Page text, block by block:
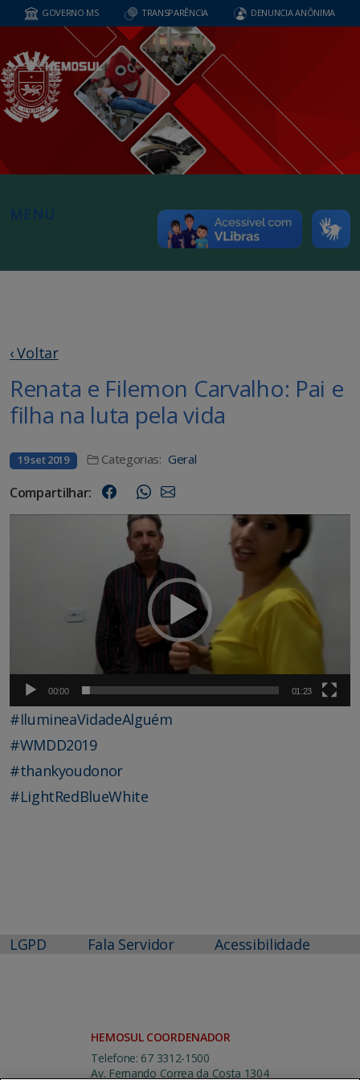
GOVERNO MS TRANSPARÊNCIA DENUNCIA ANÔNIMA
MENU
‹ Voltar
Renata e Filemon Carvalho: Pai e
filha na luta pela vida
19 set 2019 Categorias: Geral
Compartilhar:
00:00 01:23
#IlumineaVidadeAlguém
#WMDD2019
#thankyoudonor
#LightRedBlueWhite
LGPD Fala Servidor Acessibilidade
HEMOSUL COORDENADOR
Telefone: 67 3312-1500
Av. Fernando Correa da Costa 1304